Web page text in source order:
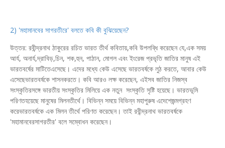
2) 'মহামানবের সাগরতীরে' বলতে কবি কী বুঝিয়েছেন?
উত্তর: রবীন্দ্রনাথ ঠাকুরের রচিত ভারত তীর্থ কবিতায়,কবি উপলব্ধি করেছেন যে,এক সময়
আর্য, অনার্য,দ্রাবিড়,চিন, শক,হুন, পাঠান, মোগল এবং ইংরেজ প্রভৃতি জাতির মানুষ এই
ভারতবর্ষের মাটিতেএসেছে। এদের মধ্যে কেউ এসেছে ভারতবর্ষকে লুঠ করতে, আবার কেউ
এসেছেভারতবর্ষকে শাসনকরতে। কবি আরও লক্ষ করেছেন, এইসব জাতির নিজস্ব
সংস্কৃতিরসঙ্গে ভারতীয় সংস্কৃতির মিলিয়ে এক নতুন সংস্কৃতি সৃষ্টি হয়েছে। ভারতভূমি
পরিণতহয়েছে মানুষের মিলনতীর্থে। বিভিন্ন সময়ে বিভিন্ন মহাপুরুষ এদেশেজন্মগ্রহণ
করেভারতবর্ষকে এক মিলন তীর্থে পরিণত করেছেন। তাই রবীন্দ্রনাথ ভারতবর্ষকে
'মহামানবেরসাগরতীর' বলে সম্বোধন করেছেন।